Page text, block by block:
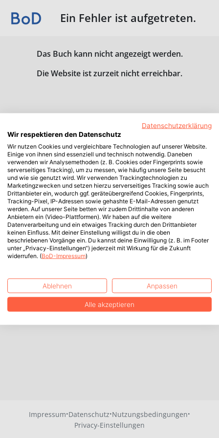
Ein Fehler ist aufgetreten.
Das Buch kann nicht angezeigt werden.
Die Website ist zurzeit nicht erreichbar.
Impressum·Datenschutz·Nutzungsbedingungen·
Privacy-Einstellungen
Datenschutzerklärung
Wir respektieren den Datenschutz
Wir nutzen Cookies und vergleichbare Technologien auf unserer Website.
Einige von ihnen sind essenziell und technisch notwendig. Daneben
verwenden wir Analysemethoden (z. B. Cookies oder Fingerprints sowie
serverseitiges Tracking), um zu messen, wie häufig unsere Seite besucht
und wie sie genutzt wird. Wir verwenden Trackingtechnologien zu
Marketingzwecken und setzen hierzu serverseitiges Tracking sowie auch
Drittanbieter ein, wodurch ggf. geräteübergreifend Cookies, Fingerprints,
Tracking-Pixel, IP-Adressen sowie gehashte E-Mail-Adressen genutzt
werden. Auf unserer Seite betten wir zudem Drittinhalte von anderen
Anbietern ein (Video-Plattformen). Wir haben auf die weitere
Datenverarbeitung und ein etwaiges Tracking durch den Drittanbieter
keinen Einfluss. Mit deiner Einstellung willigst du in die oben
beschriebenen Vorgänge ein. Du kannst deine Einwilligung (z. B. im Footer
unter „Privacy-Einstellungen“) jederzeit mit Wirkung für die Zukunft
widerrufen. (BoD-Impressum)
Ablehnen Anpassen
Alle akzeptieren